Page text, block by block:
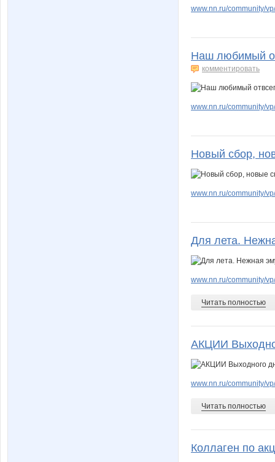
www.nn.ru/community/
Наш любимый
комментировать
www.nn.ru/community/
Новый сбор,
www.nn.ru/community/
Для лета.
www.nn.ru/community/
Читать полностью
АКЦИИ
www.nn.ru/community/
Читать полностью
Коллаген по